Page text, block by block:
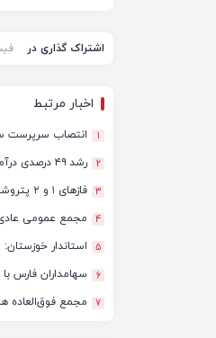
اشتراک گذاری در
اخبار مرتبط
1 انتصاب سرپرست
2 رشد ۴۹ درصدی درآمد و ۲۵ درصدی سود خالص؛ بیدبلند خلیج‌فارس سال ۱۴۰۴ را با رکوردهای جدید به پایان رساند
3 فازهای ۱ و ۲ پتروشیمی پردیس با ۸۵ درصد ظرفیت به مدار تولید بازگشتند
4 مجمع عمومی عادی
5 استاندار خوزستان: ۱۰ مجتمع پتروشیمی در جنگ آسیب دیدند/ برآورد خسارت‌ها به ۵۰ همت و ۴ میلیارد دلار رسید
6 سهامداران فارس با افزایش سرمایه ۲۵
7 مجمع فوق‌العاده هلدینگ